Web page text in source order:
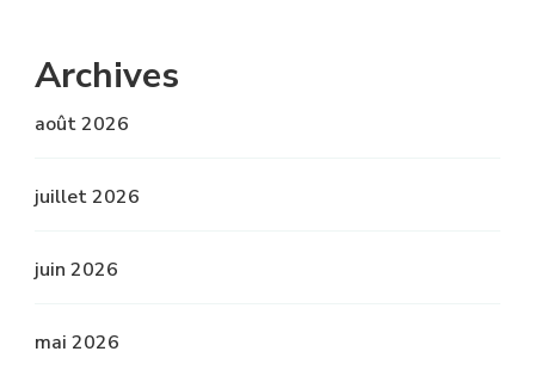
Archives
août 2026
juillet 2026
juin 2026
mai 2026